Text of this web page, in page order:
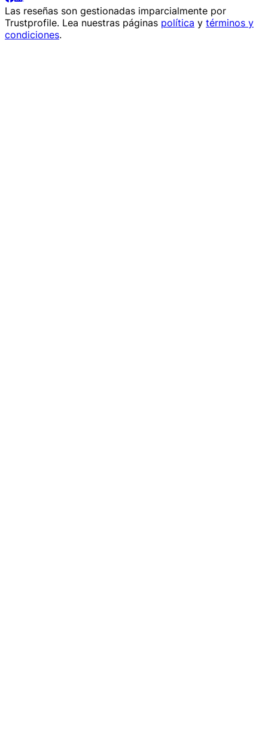
Las reseñas son gestionadas imparcialmente por
Trustprofile. Lea nuestras páginas política y términos y
condiciones.